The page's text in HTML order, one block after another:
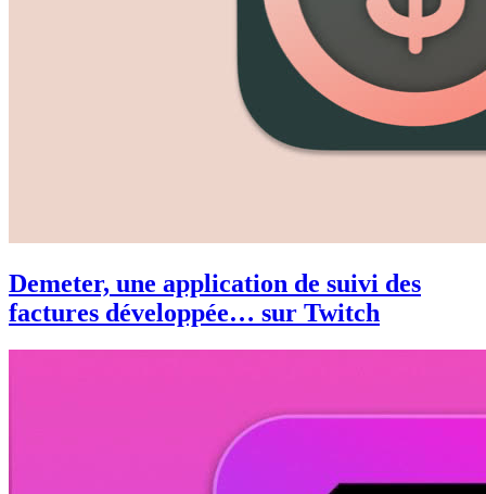
Demeter, une application de suivi des
factures développée… sur Twitch